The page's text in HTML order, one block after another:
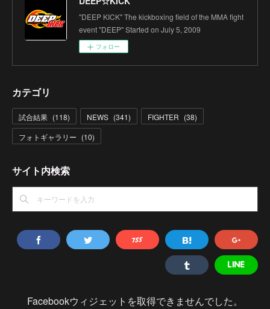
"DEEP KICK" The kickboxing field of the MMA fight
event "DEEP" Started on July 5, 2009
フォロー
カテゴリ
試合結果 (118) NEWS (341) FIGHTER (38)
フォトギャラリー (10)
サイト内検索
Facebookウィジェットを取得できませんでした。